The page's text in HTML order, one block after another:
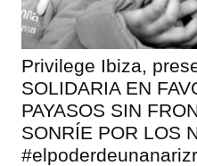
Privilege Ibiza,
SOLIDARIA EN
PAYASOS SIN
SONRÍE POR LOS